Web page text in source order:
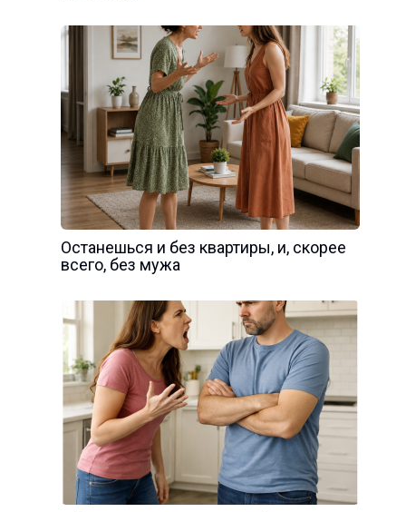
Останешься и без квартиры, и, скорее
всего, без мужа